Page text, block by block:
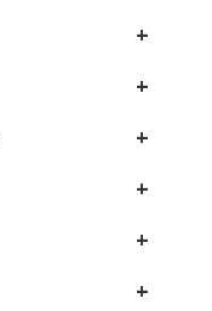
+
+
+
+
+
+